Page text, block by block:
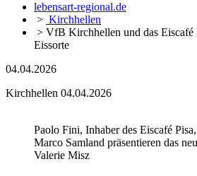
lebensart-regional.de
> Kirchhellen
> VfB Kirchhellen und das Eiscafé
Eissorte
04.04.2026
Kirchhellen 04.04.2026
Paolo Fini, Inhaber des Eiscafé
Marco Samland präsentieren das
Valerie Misz